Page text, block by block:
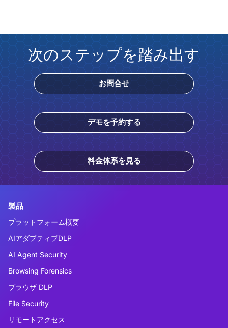
次のステップを踏み出す
お問合せ
デモを予約する
料金体系を見る
製品
プラットフォーム概要
AIアダプティブDLP
AI Agent Security
Browsing Forensics
ブラウザ DLP
File Security
リモートアクセス